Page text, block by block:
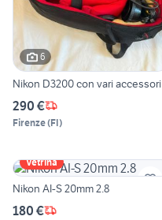
6
Nikon D3200 con vari accessori
290 €
Firenze(FI)
Vetrina
Nikon AI-S 20mm 2.8
180 €